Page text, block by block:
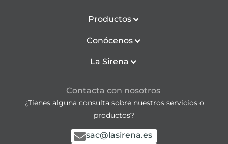
Productos
Conócenos
La Sirena
Contacta con nosotros
¿Tienes alguna consulta sobre nuestros servicios o
productos?
sac@lasirena.es